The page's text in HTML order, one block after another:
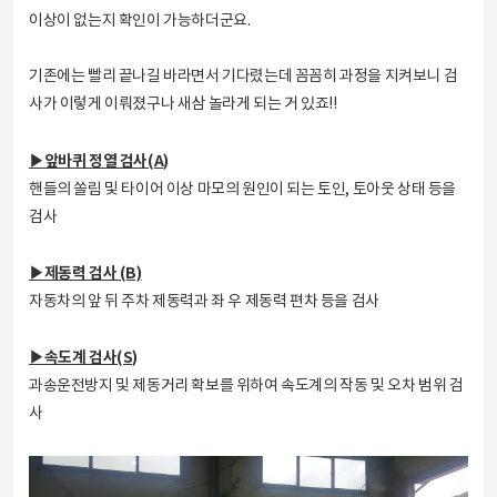
이상이 없는지 확인이 가능하더군요.
기존에는 빨리 끝나길 바라면서 기다렸는데 꼼꼼히 과정을 지켜보니 검
사가 이렇게 이뤄졌구나 새삼 놀라게 되는 거 있죠!!
▶앞바퀴 정열 검사(A)
핸들의 쏠림 및 타이어 이상 마모의 원인이 되는 토인, 토아웃 상태 등을
검사
▶제동력 검사 (B)
자동차의 앞 뒤 주차 제동력과 좌 우 제동력 편차 등을 검사
▶속도계 검사(S)
과송운전방지 및 제동거리 확보를 위하여 속도계의 작동 및 오차 범위 검
사